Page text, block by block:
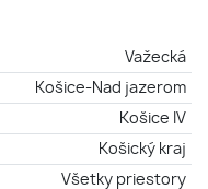
Važecká
Košice-Nad jazerom
Košice IV
Košický kraj
Všetky priestory